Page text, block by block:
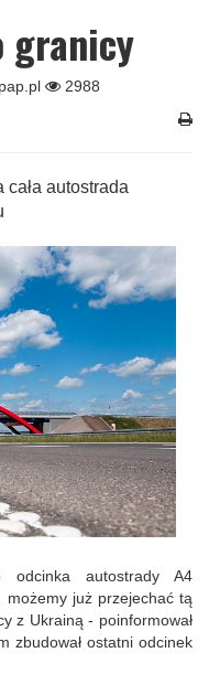
granicy
2988
cała autostrada
odcinka autostrady A4
możemy już przejechać tą
z Ukrainą - poinformował
zbudował ostatni odcinek